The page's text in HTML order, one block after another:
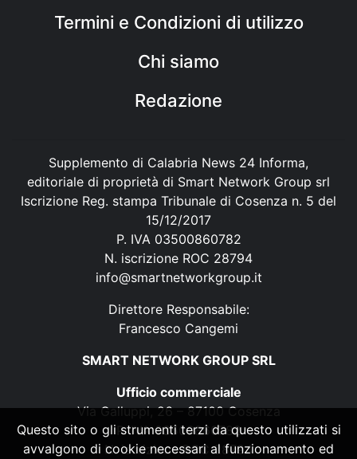
Termini e Condizioni di utilizzo
Chi siamo
Redazione
Supplemento di Calabria News 24 Informa,
editoriale di proprietà di Smart Network Group srl
Iscrizione Reg. stampa Tribunale di Cosenza n. 5 del
15/12/2017
P. IVA 03500860782
N. iscrizione ROC 28794
info@smartnetworkgroup.it
Direttore Responsabile:
Francesco Cangemi
SMART NETWORK GROUP SRL
Ufficio commerciale
Via Galluppi, 26 – 87100 Cosenza
P. IVA 03500860782
N. iscrizione ROC 28794
Questo sito o gli strumenti terzi da questo utilizzati si
avvalgono di cookie necessari al funzionamento ed